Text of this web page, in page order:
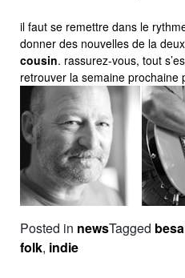
il faut se remettre dans le
donner des nouvelles de la
cousin. rassurez-vous, tout
retrouver la semaine prochaine
Posted in newsTagged
folk, indie